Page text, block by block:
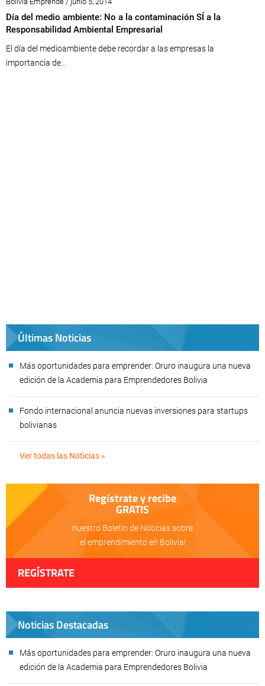
Día del medio ambiente: No a la contaminación SÍ a la
Responsabilidad Ambiental Empresarial
El día del medioambiente debe recordar a las empresas la
importancia de...
Últimas Noticias
Más oportunidades para emprender: Oruro inaugura una nueva
edición de la Academia para Emprendedores Bolivia
Fondo internacional anuncia nuevas inversiones para startups
bolivianas
Ver todas las Noticias »
Regístrate y recibe
GRATIS
nuestro Boletín de Noticias sobre
el emprendimiento en Bolivia!
REGÍSTRATE
Noticias Destacadas
Más oportunidades para emprender: Oruro inaugura una nueva
edición de la Academia para Emprendedores Bolivia